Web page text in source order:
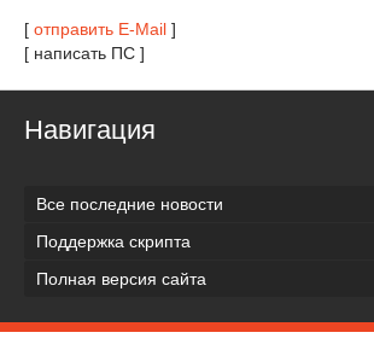
[ отправить E-Mail ]
[ написать ПС ]
Навигация
Все последние новости
Поддержка скрипта
Полная версия сайта